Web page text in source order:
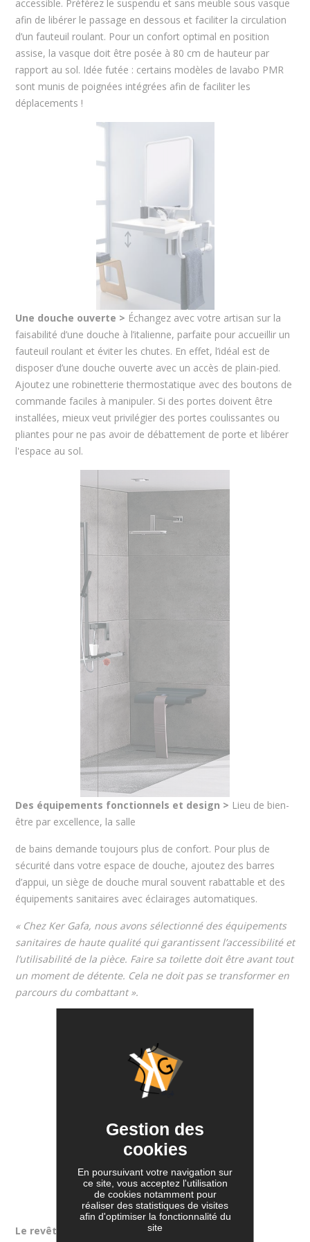
accessible. Préférez le suspendu et sans meuble sous vasque
afin de libérer le passage en dessous et faciliter la circulation
d’un fauteuil roulant. Pour un confort optimal en position
assise, la vasque doit être posée à 80 cm de hauteur par
rapport au sol. Idée futée : certains modèles de lavabo PMR
sont munis de poignées intégrées afin de faciliter les
déplacements !
Une douche ouverte > Échangez avec votre artisan sur la
faisabilité d’une douche à l’italienne, parfaite pour accueillir un
fauteuil roulant et éviter les chutes. En effet, l’idéal est de
disposer d’une douche ouverte avec un accès de plain-pied.
Ajoutez une robinetterie thermostatique avec des boutons de
commande faciles à manipuler. Si des portes doivent être
installées, mieux veut privilégier des portes coulissantes ou
pliantes pour ne pas avoir de débattement de porte et libérer
l'espace au sol.
Des équipements fonctionnels et design > Lieu de bien-
être par excellence, la salle
de bains demande toujours plus de confort. Pour plus de
sécurité dans votre espace de douche, ajoutez des barres
d’appui, un siège de douche mural souvent rabattable et des
équipements sanitaires avec éclairages automatiques.
« Chez Ker Gafa, nous avons sélectionné des équipements
sanitaires de haute qualité qui garantissent l’accessibilité et
l’utilisabilité de la pièce. Faire sa toilette doit être avant tout
un moment de détente. Cela ne doit pas se transformer en
parcours du combattant ».
Le revêtement du sol.
Quelle que soit sa matière,
Gestion des
cookies
En poursuivant votre navigation sur
ce site, vous acceptez l'utilisation
de cookies notamment pour
réaliser des statistiques de visites
afin d'optimiser la fonctionnalité du
site